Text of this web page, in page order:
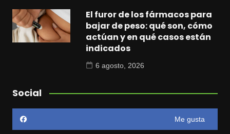
El furor de los fármacos para
bajar de peso: qué son, cómo
actúan y en qué casos están
indicados
6 agosto, 2026
Social
Me gusta